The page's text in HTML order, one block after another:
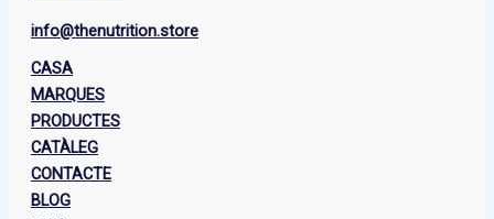
info@thenutrition.store
CASA
MARQUES
PRODUCTES
CATÀLEG
CONTACTE
BLOG